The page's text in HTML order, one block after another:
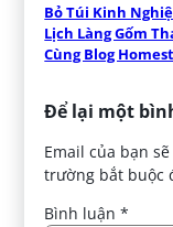
Bỏ Túi Kinh
Lịch Làng Gốm
Cùng Blog
Để lại một
Email của bạn
trường bắt buộc
Bình luận*